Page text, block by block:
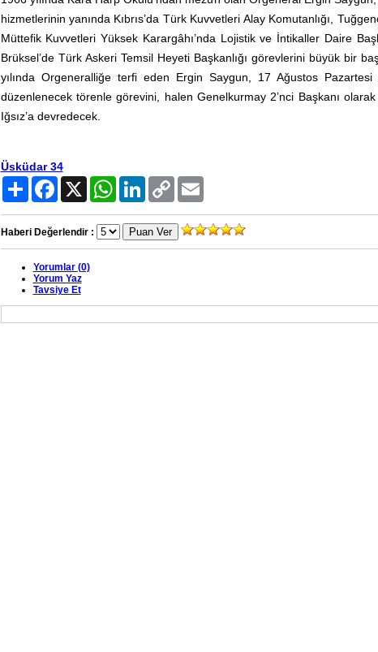
hizmetlerinin yanında Kıbrıs’da Türk Kuvvetleri Alay Komutanlığı,
Müttefik Kuvvetleri Yüksek Karargâhı’nda Lojistik ve İntikaller Daire
Brüksel’de Türk Askeri Temsil Heyeti Başkanlığı görevlerini büyük bir
yılında Orgeneralliğe terfi eden Ergin Saygun, 17 Ağustos Pazartesi
düzenlenecek törenle görevini, halen Genelkurmay 2’nci Başkanı
Iğsız’a devredecek.
Üsküdar 34
Paylaş Facebook WhatsAppLinkedInCopy
Link
Haberi Değerlendir :
Yorumlar (0)
Yorum Yaz
Tavsiye Et